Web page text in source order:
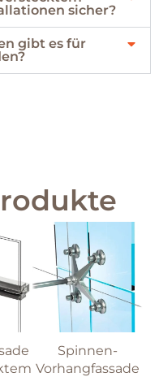
sicher?
gibt es für
Spinnen-
Vorhangfassade